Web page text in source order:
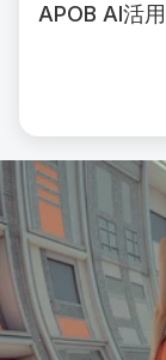
APOB AI活